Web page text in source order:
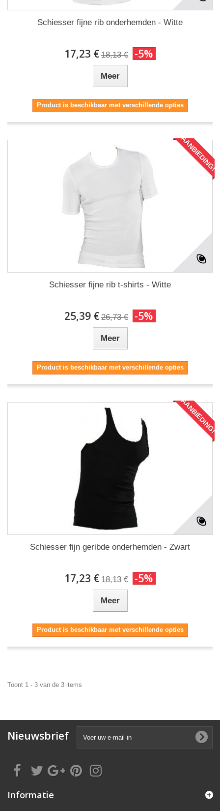
Schiesser fijne rib onderhemden - Witte
17,23 € 18,13 € -5%
Meer
Product is beschikbaar met verschillende opties
AANBIEDING!
Schiesser fijne rib t-shirts - Witte
25,39 € 26,73 € -5%
Meer
Product is beschikbaar met verschillende opties
AANBIEDING!
Schiesser fijn geribde onderhemden - Zwart
17,23 € 18,13 € -5%
Meer
Product is beschikbaar met verschillende opties
Toont 1 - 3 van de 3 items
Nieuwsbrief
Informatie